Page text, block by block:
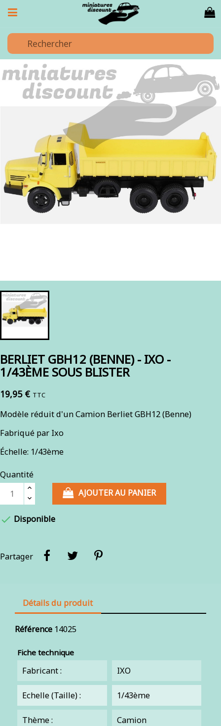
BERLIET GBH12 (BENNE) - IXO -
1/43ÈME SOUS BLISTER
19,95 € TTC
Modèle réduit d'un Camion Berliet GBH12 (Benne)
Fabriqué par Ixo
Échelle: 1/43ème
Quantité
AJOUTER AU PANIER
 Disponible
Partager
Détails du produit
Référence 14025
Fiche technique
Fabricant : IXO
Echelle (Taille) : 1/43ème
Thème : Camion